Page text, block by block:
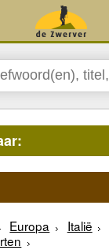
Europa Italië